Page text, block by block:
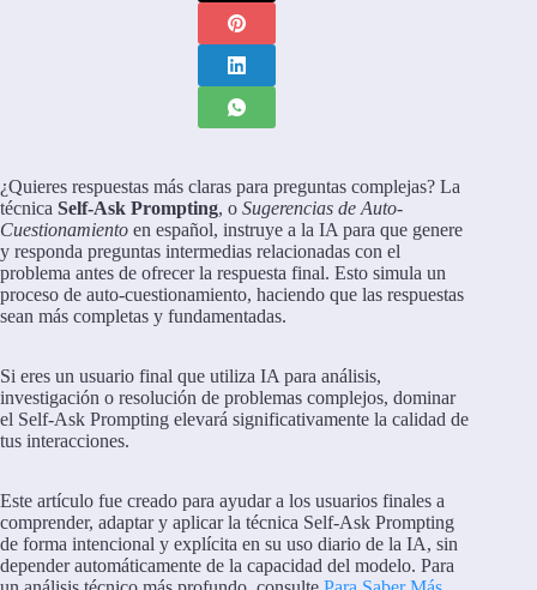
¿Quieres respuestas más claras para preguntas complejas? La
técnica Self-Ask Prompting, o Sugerencias de Auto-
Cuestionamiento en español, instruye a la IA para que genere
y responda preguntas intermedias relacionadas con el
problema antes de ofrecer la respuesta final. Esto simula un
proceso de auto-cuestionamiento, haciendo que las respuestas
sean más completas y fundamentadas.
Si eres un usuario final que utiliza IA para análisis,
investigación o resolución de problemas complejos, dominar
el Self-Ask Prompting elevará significativamente la calidad de
tus interacciones.
Este artículo fue creado para ayudar a los usuarios finales a
comprender, adaptar y aplicar la técnica Self-Ask Prompting
de forma intencional y explícita en su uso diario de la IA, sin
depender automáticamente de la capacidad del modelo. Para